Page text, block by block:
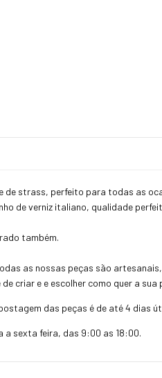
de strass, perfeito para todas as
de verniz italiano, qualidade
também.
as nossas peças são
criar e e escolher como quer a
das peças é de até 4 dias
a sexta feira, das 9:00 as 18:00.